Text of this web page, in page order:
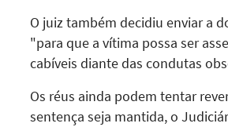
O juiz também decidiu enviar a
"para que a vítima possa ser
cabíveis diante das condutas
Os réus ainda podem tentar
sentença seja mantida, o